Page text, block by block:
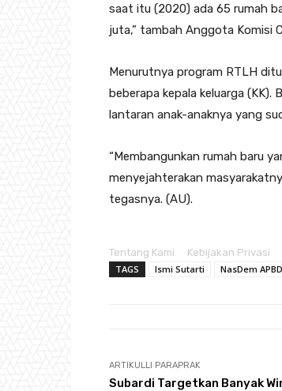
saat itu (2020) ada 65 rumah
juta,” tambah Anggota Komisi
Menurutnya program RTLH
beberapa kepala keluarga (KK).
lantaran anak-anaknya yang
“Membangunkan rumah baru
menyejahterakan
tegasnya. (AU).
Tentang Kami Kebijakan Privasi
TAGS
Ismi Sutarti NasDem APBD
ARTIKULLI PARAPRAK
Subardi Targetkan Banyak